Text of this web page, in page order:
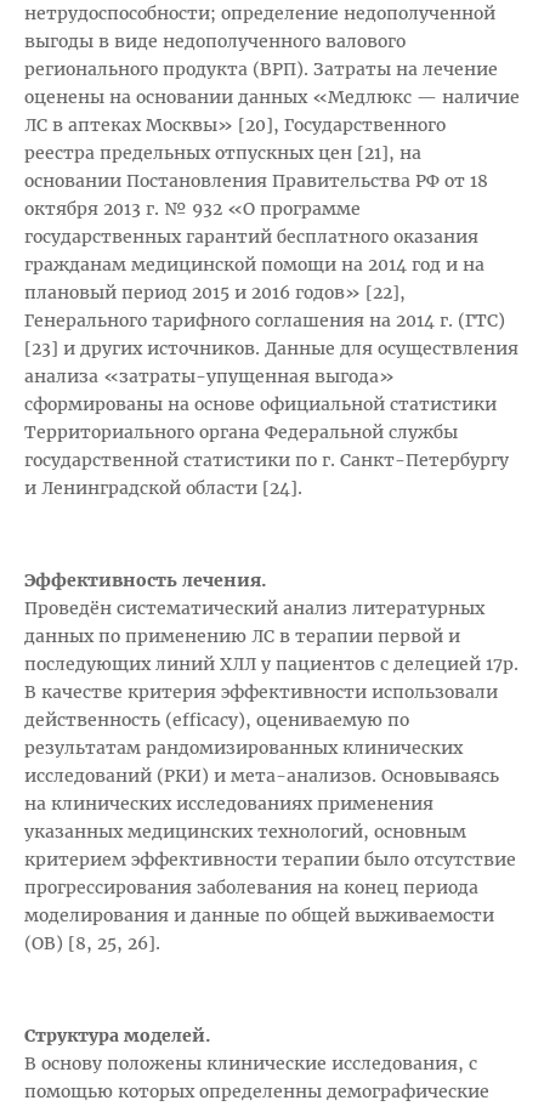
нетрудоспособности; определение недополученной
выгоды в виде недополученного валового
регионального продукта (ВРП). Затраты на лечение
оценены на основании данных «Медлюкс — наличие
ЛС в аптеках Москвы» [20], Государственного
реестра предельных отпускных цен [21], на
основании Постановления Правительства РФ от 18
октября 2013 г. № 932 «О программе
государственных гарантий бесплатного оказания
гражданам медицинской помощи на 2014 год и на
плановый период 2015 и 2016 годов» [22],
Генерального тарифного соглашения на 2014 г. (ГТС)
[23] и других источников. Данные для осуществления
анализа «затраты-упущенная выгода»
сформированы на основе официальной статистики
Территориального органа Федеральной службы
государственной статистики по г. Санкт-Петербургу
и Ленинградской области [24].
Эффективность лечения.
Проведён систематический анализ литературных
данных по применению ЛС в терапии первой и
последующих линий ХЛЛ у пациентов с делецией 17р.
В качестве критерия эффективности использовали
действенность (efficacy), оцениваемую по
результатам рандомизированных клинических
исследований (РКИ) и мета-анализов. Основываясь
на клинических исследованиях применения
указанных медицинских технологий, основным
критерием эффективности терапии было отсутствие
прогрессирования заболевания на конец периода
моделирования и данные по общей выживаемости
(ОВ) [8, 25, 26].
Структура моделей.
В основу положены клинические исследования, с
помощью которых определенны демографические